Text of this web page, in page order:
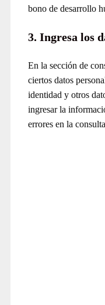
bono de desarrollo
3. Ingresa los
En la sección de
ciertos datos
identidad y otros
ingresar la
errores en la